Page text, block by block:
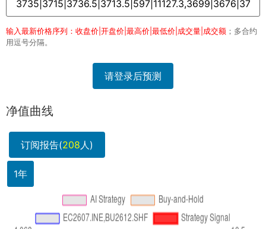
输入最新价格序列：收盘价|开盘价|最高价|最低价|成交量|成交额 ；多合约
用逗号分隔。
请登录后预测
净值曲线
订阅报告(208人)
1年